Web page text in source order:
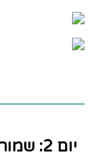
יום 2: שמורת הסרנגטי